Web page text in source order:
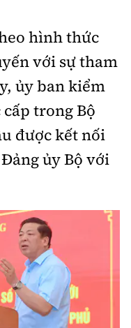
hình thức
với sự tham
ủy ban kiểm
trong Bộ
được kết nối
ủy Bộ với